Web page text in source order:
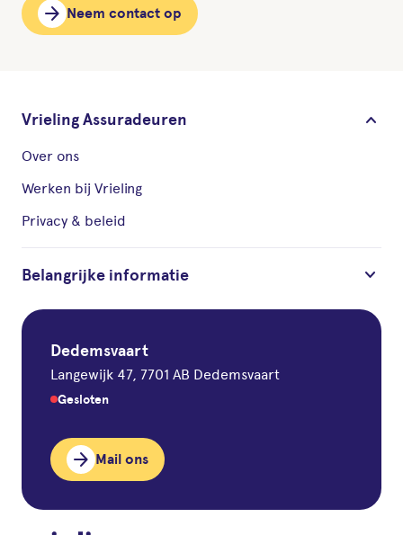
arrow_forward Neem contact op
Vrieling Assuradeuren keyboard_arrow_down
Over ons
Werken bij Vrieling
Privacy & beleid
Belangrijke informatie keyboard_arrow_down
Dedemsvaart
Langewijk 47, 7701 AB Dedemsvaart
Gesloten
arrow_forward Mail ons